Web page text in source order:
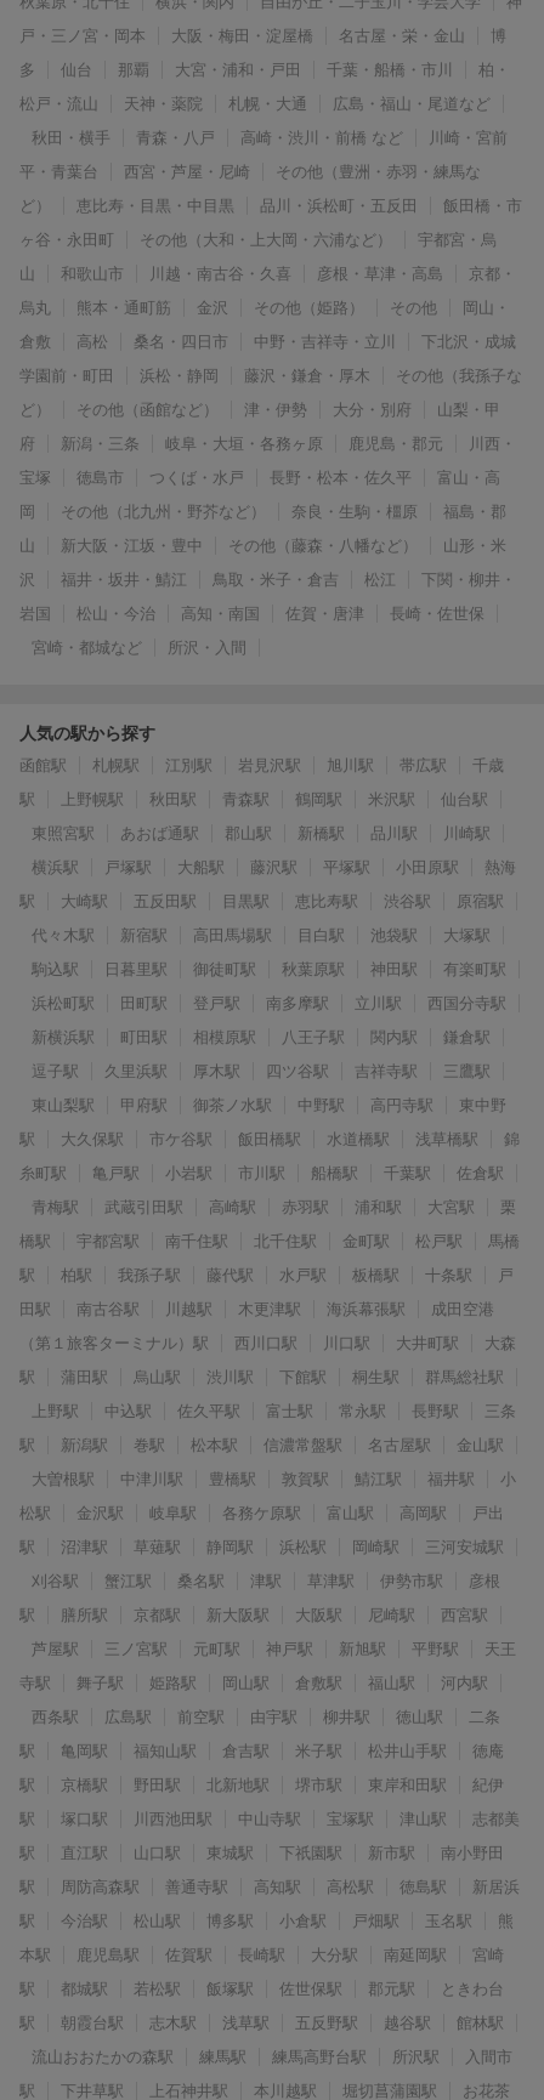
戸・三ノ宮・岡本
大阪・梅田・淀屋橋 名古屋・栄・金山
博
多
仙台 那覇 大宮・浦和・戸田 千葉・船橋・市川
柏・
松戸・流山
天神・薬院 札幌・大通
広島・福山・尾道など
秋田・横手
青森・八戸 高崎・渋川・前橋 など
川崎・宮前
平・青葉台
西宮・芦屋・尼崎
その他（豊洲・赤羽・練馬な
ど）
恵比寿・目黒・中目黒 品川・浜松町・五反田
飯田橋・市
ヶ谷・永田町
その他（大和・上大岡・六浦など）
宇都宮・烏
山
和歌山市 川越・南古谷・久喜 彦根・草津・高島
京都・
烏丸
熊本・通町筋 金沢 その他（姫路） その他
岡山・
倉敷
高松 桑名・四日市 中野・吉祥寺・立川
下北沢・成城
学園前・町田
浜松・静岡 藤沢・鎌倉・厚木
その他（我孫子な
ど）
その他（函館など） 津・伊勢 大分・別府
山梨・甲
府
新潟・三条 岐阜・大垣・各務ヶ原 鹿児島・郡元
川西・
宝塚
徳島市 つくば・水戸 長野・松本・佐久平
富山・高
岡
その他（北九州・野芥など） 奈良・生駒・橿原
福島・郡
山
新大阪・江坂・豊中 その他（藤森・八幡など）
山形・米
沢
福井・坂井・鯖江 鳥取・米子・倉吉 松江
下関・柳井・
岩国
松山・今治 高知・南国 佐賀・唐津
長崎・佐世保
宮崎・都城など
所沢・入間
人気の駅から探す
函館駅 札幌駅 江別駅 岩見沢駅 旭川駅 帯広駅
千歳
駅
上野幌駅 秋田駅 青森駅 鶴岡駅 米沢駅
仙台駅
東照宮駅
あおば通駅 郡山駅 新橋駅 品川駅
川崎駅
横浜駅
戸塚駅 大船駅 藤沢駅 平塚駅 小田原駅
熱海
駅
大崎駅 五反田駅 目黒駅 恵比寿駅 渋谷駅
原宿駅
代々木駅
新宿駅 高田馬場駅 目白駅 池袋駅
大塚駅
駒込駅
日暮里駅 御徒町駅 秋葉原駅 神田駅
有楽町駅
浜松町駅
田町駅 登戸駅 南多摩駅 立川駅
西国分寺駅
新横浜駅
町田駅 相模原駅 八王子駅 関内駅
鎌倉駅
逗子駅
久里浜駅 厚木駅 四ツ谷駅 吉祥寺駅
三鷹駅
東山梨駅
甲府駅 御茶ノ水駅 中野駅 高円寺駅
東中野
駅
大久保駅 市ケ谷駅 飯田橋駅 水道橋駅 浅草橋駅
錦
糸町駅
亀戸駅 小岩駅 市川駅 船橋駅 千葉駅
佐倉駅
青梅駅
武蔵引田駅 高崎駅 赤羽駅 浦和駅 大宮駅
栗
橋駅
宇都宮駅 南千住駅 北千住駅 金町駅 松戸駅
馬橋
駅
柏駅 我孫子駅 藤代駅 水戸駅 板橋駅 十条駅
戸
田駅
南古谷駅 川越駅 木更津駅 海浜幕張駅
成田空港
（第１旅客ターミナル）駅
西川口駅 川口駅 大井町駅
大森
駅
蒲田駅 烏山駅 渋川駅 下館駅 桐生駅
群馬総社駅
上野駅
中込駅 佐久平駅 富士駅 常永駅 長野駅
三条
駅
新潟駅 巻駅 松本駅 信濃常盤駅 名古屋駅
金山駅
大曽根駅
中津川駅 豊橋駅 敦賀駅 鯖江駅 福井駅
小
松駅
金沢駅 岐阜駅 各務ケ原駅 富山駅 高岡駅
戸出
駅
沼津駅 草薙駅 静岡駅 浜松駅 岡崎駅
三河安城駅
刈谷駅
蟹江駅 桑名駅 津駅 草津駅 伊勢市駅
彦根
駅
膳所駅 京都駅 新大阪駅 大阪駅 尼崎駅
西宮駅
芦屋駅
三ノ宮駅 元町駅 神戸駅 新旭駅 平野駅
天王
寺駅
舞子駅 姫路駅 岡山駅 倉敷駅 福山駅
河内駅
西条駅
広島駅 前空駅 由宇駅 柳井駅 徳山駅
二条
駅
亀岡駅 福知山駅 倉吉駅 米子駅 松井山手駅
徳庵
駅
京橋駅 野田駅 北新地駅 堺市駅 東岸和田駅
紀伊
駅
塚口駅 川西池田駅 中山寺駅 宝塚駅 津山駅
志都美
駅
直江駅 山口駅 東城駅 下祇園駅 新市駅
南小野田
駅
周防高森駅 善通寺駅 高知駅 高松駅 徳島駅
新居浜
駅
今治駅 松山駅 博多駅 小倉駅 戸畑駅 玉名駅
熊
本駅
鹿児島駅 佐賀駅 長崎駅 大分駅 南延岡駅
宮崎
駅
都城駅 若松駅 飯塚駅 佐世保駅 郡元駅
ときわ台
駅
朝霞台駅 志木駅 浅草駅 五反野駅 越谷駅
館林駅
流山おおたかの森駅
練馬駅 練馬高野台駅 所沢駅
入間市
駅
下井草駅 上石神井駅 本川越駅 堀切菖蒲園駅 お花茶